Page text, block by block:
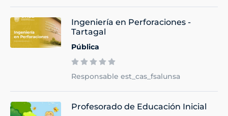
Ingeniería en Perforaciones -
Tartagal
Pública
Responsable est_cas_fsalunsa
Profesorado de Educación Inicial